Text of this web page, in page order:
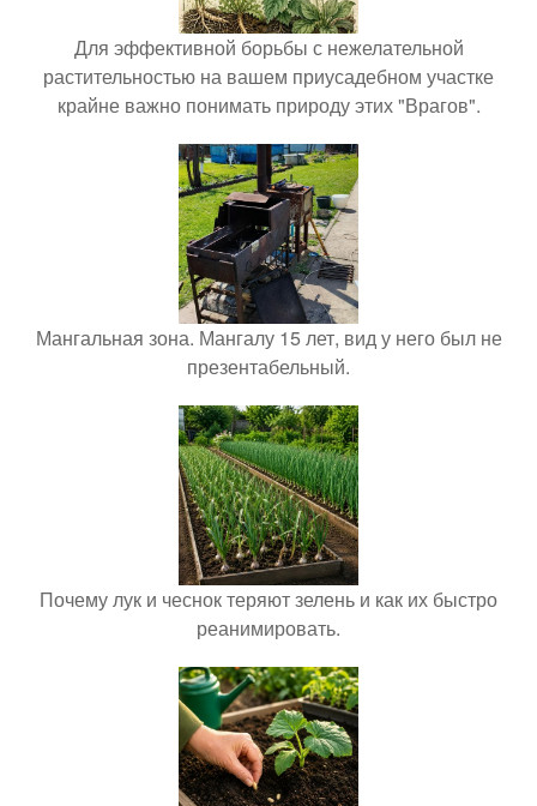
Для эффективной борьбы с нежелательной
растительностью на вашем приусадебном участке
крайне важно понимать природу этих "Врагов".
Мангальная зона. Мангалу 15 лет, вид у него был не
презентабельный.
Почему лук и чеснок теряют зелень и как их быстро
реанимировать.